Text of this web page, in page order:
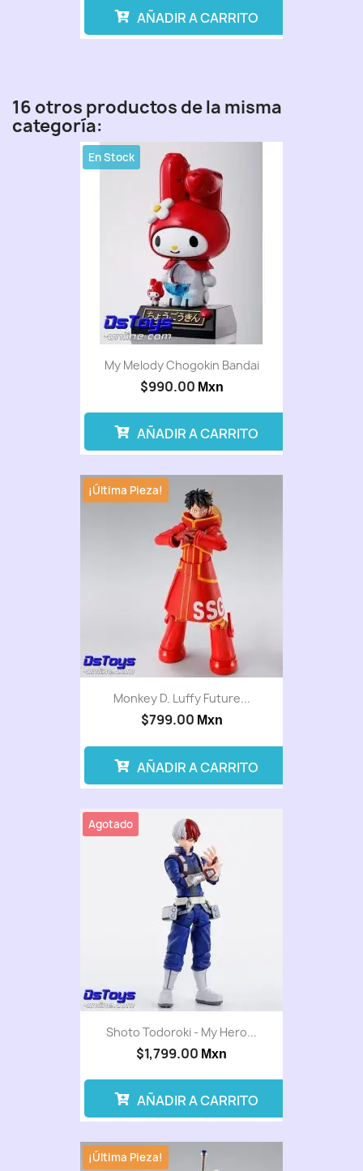
AÑADIR A CARRITO
16 otros productos de la misma
categoría:
My Melody Chogokin Bandai
$990.00 Mxn
En Stock
AÑADIR A CARRITO
Monkey D. Luffy Future...
$799.00 Mxn
¡Última Pieza!
AÑADIR A CARRITO
Shoto Todoroki - My Hero...
$1,799.00 Mxn
Agotado
AÑADIR A CARRITO
¡Última Pieza!